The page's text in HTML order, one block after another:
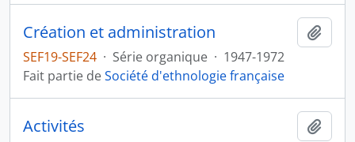
Création et administration
SEF19-SEF24 · Série organique · 1947-1972
Fait partie deSociété d'ethnologie française
Activités